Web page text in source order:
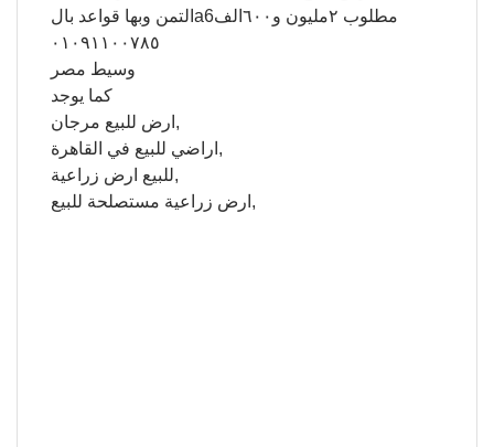
التمن وبها قواعد بالa6مطلوب ٢مليون و٦٠٠الف
٠١٠٩١١٠٠٧٨٥
وسيط مصر
كما يوجد
ارض للبيع مرجان,
اراضي للبيع في القاهرة,
للبيع ارض زراعية,
ارض زراعية مستصلحة للبيع,